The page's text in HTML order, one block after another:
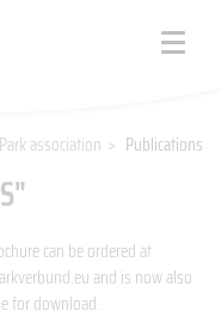
Park association > Publications
can be ordered at
and is now also
for download.